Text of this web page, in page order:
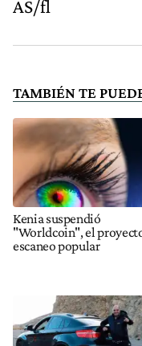
AS/fl
TAMBIÉN TE
Kenia suspendió
"Worldcoin", el
escaneo popular